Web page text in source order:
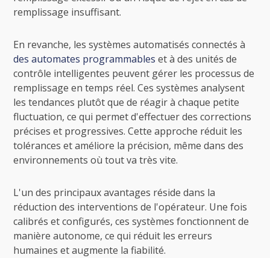
remplissage insuffisant.
En revanche, les systèmes automatisés connectés à
des automates programmables et à des unités de
contrôle intelligentes peuvent gérer les processus de
remplissage en temps réel. Ces systèmes analysent
les tendances plutôt que de réagir à chaque petite
fluctuation, ce qui permet d'effectuer des corrections
précises et progressives. Cette approche réduit les
tolérances et améliore la précision, même dans des
environnements où tout va très vite.
L'un des principaux avantages réside dans la
réduction des interventions de l'opérateur. Une fois
calibrés et configurés, ces systèmes fonctionnent de
manière autonome, ce qui réduit les erreurs
humaines et augmente la fiabilité.